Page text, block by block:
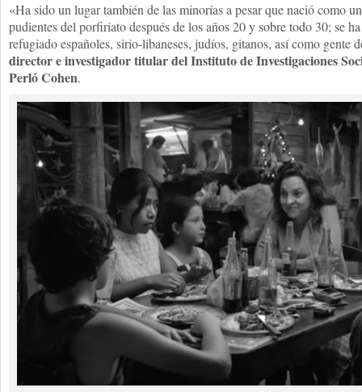
«Ha sido un lugar también de las minorías a pesar que nació como
pudientes del porfiriato después de los años 20 y sobre todo 30; se
refugiado españoles, sirio-libaneses, judíos, gitanos, así como gente
director e investigador titular del Instituto de Investigaciones
Perló Cohen.